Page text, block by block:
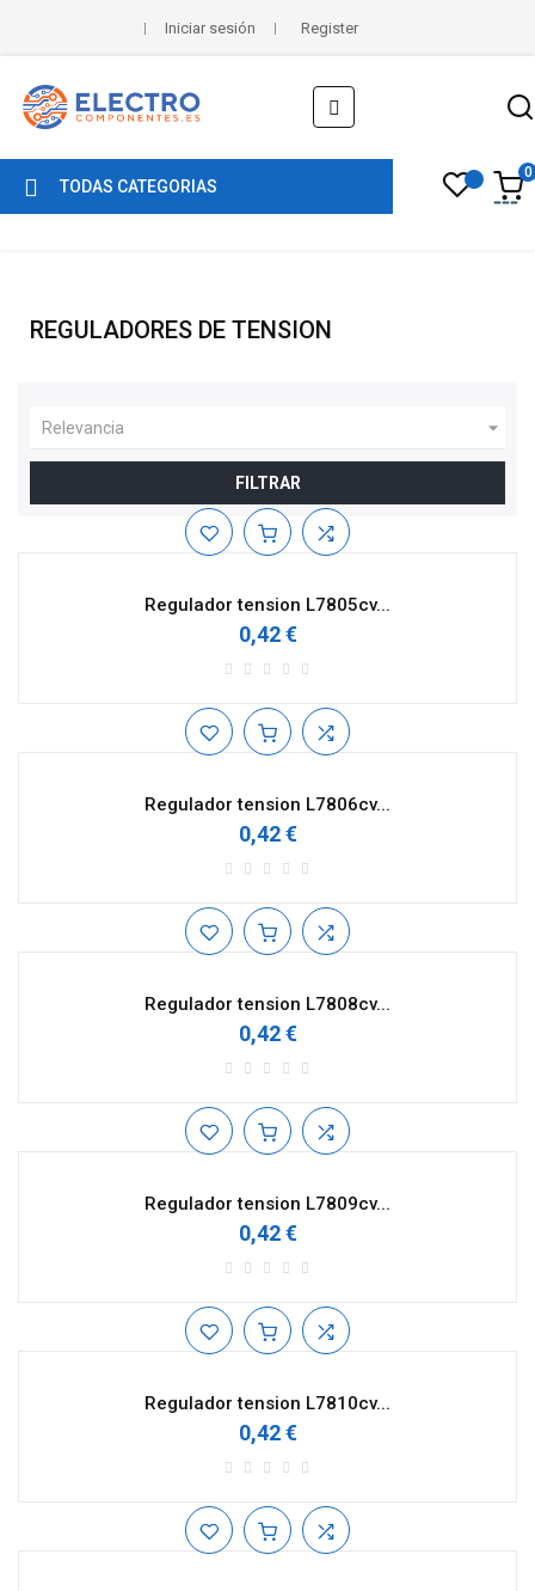
Iniciar sesión Register
Navegación
de
palanca
☰
TODAS CATEGORIAS
0
REGULADORES DE TENSION
Relevancia 
FILTRAR
Regulador tension L7805cv...
0,42 €
Regulador tension L7806cv...
0,42 €
Regulador tension L7808cv...
0,42 €
Regulador tension L7809cv...
0,42 €
Regulador tension L7810cv...
0,42 €